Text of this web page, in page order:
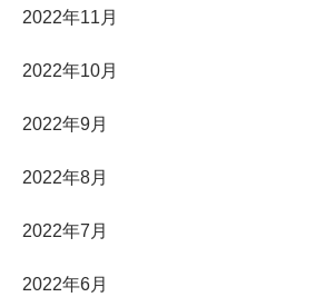
2022年11月
2022年10月
2022年9月
2022年8月
2022年7月
2022年6月